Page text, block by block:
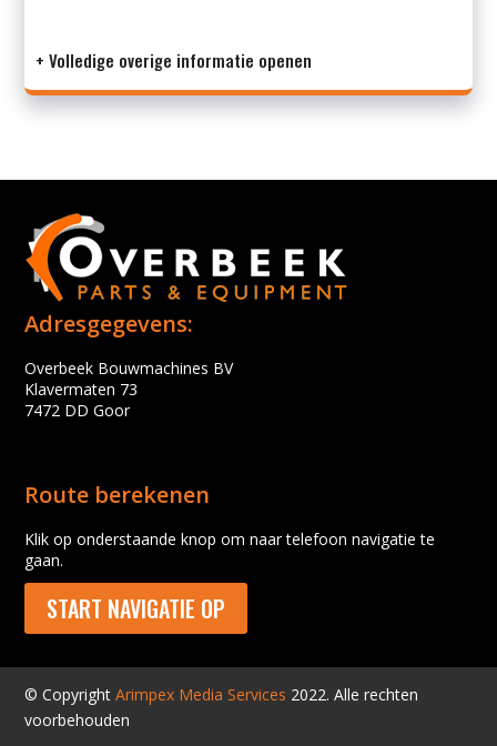
+ Volledige overige informatie openen
Adresgegevens:
Overbeek Bouwmachines BV
Klavermaten 73
7472 DD Goor
Route berekenen
Klik op onderstaande knop om naar telefoon navigatie te
gaan.
START NAVIGATIE OP
© CopyrightArimpex Media Services 2022. Alle rechten
voorbehouden